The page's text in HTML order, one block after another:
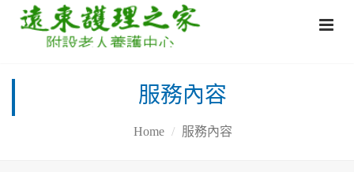
服務內容
Home 服務內容